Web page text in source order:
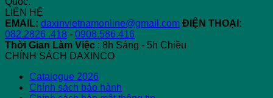
Triển
LIÊN HỆ
EMAIL: daxinvietnamonline@gmail.com ĐIỆN THOẠI:
082.2826 .418 - 0908.586.416
Thời Gian Làm Việc : 8h Sáng - 5h Chiều
CHÍNH SÁCH DAXINCO
Catalogue 2026
Chính sách bảo hành